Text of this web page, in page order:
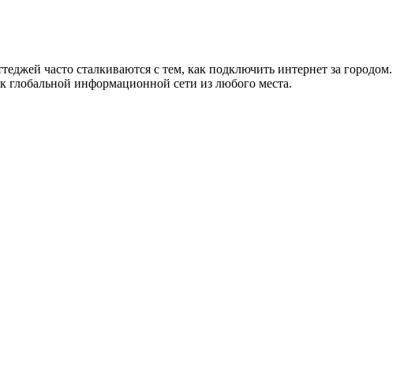
часто сталкиваются с тем, как подключить интернет за городом.
информационной сети из любого места.